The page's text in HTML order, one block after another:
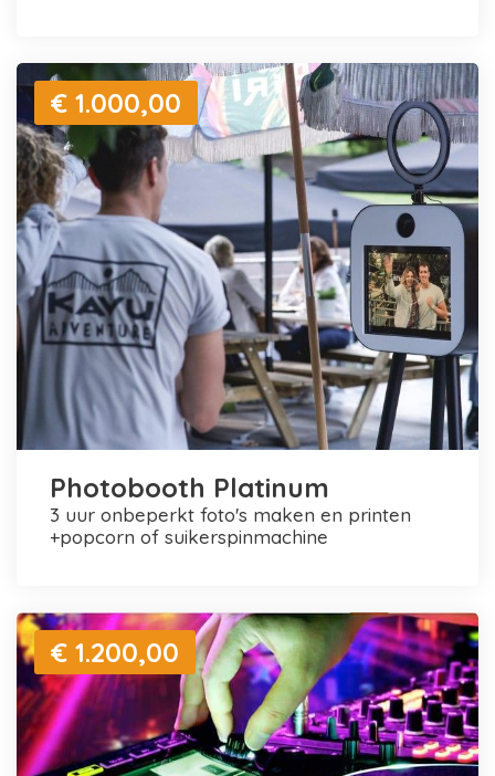
€ 1.000,00
Photobooth Platinum
3 uur onbeperkt foto's maken en printen
+popcorn of suikerspinmachine
€ 1.200,00